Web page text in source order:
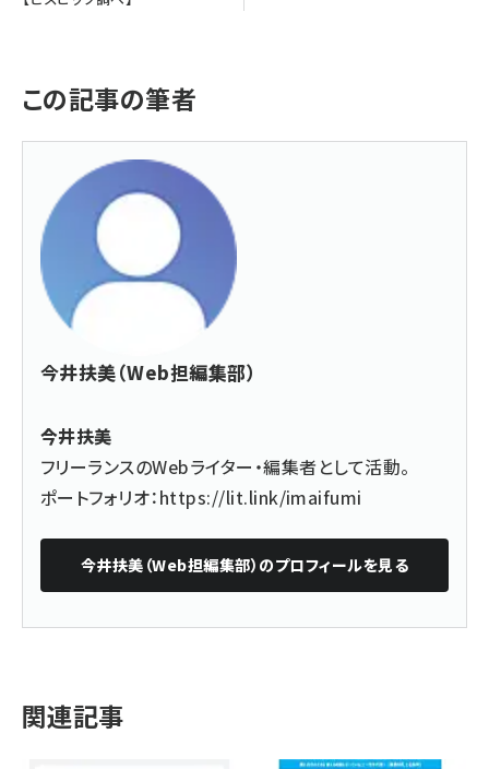
この記事の筆者
今井扶美（Web担編集部）
今井扶美
フリーランスのWebライター・編集者として活動。
ポートフォリオ：https://lit.link/imaifumi
今井扶美（Web担編集部） のプロフィールを見る
関連記事